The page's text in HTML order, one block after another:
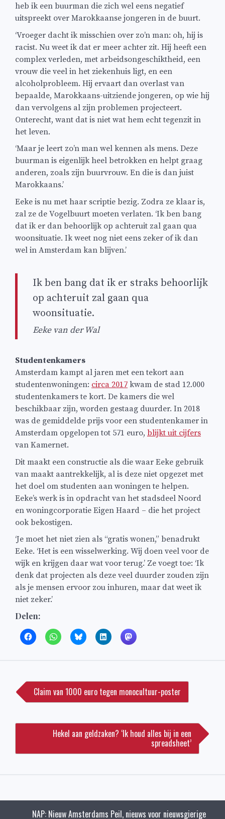
heb ik een buurman die zich wel eens negatief
uitspreekt over Marokkaanse jongeren in de buurt.
‘Vroeger dacht ik misschien over zo’n man: oh, hij is
racist. Nu weet ik dat er meer achter zit. Hij heeft een
complex verleden, met arbeidsongeschiktheid, een
vrouw die veel in het ziekenhuis ligt, en een
alcoholprobleem. Hij ervaart dan overlast van
bepaalde, Marokkaans-uitziende jongeren, op wie hij
dan vervolgens al zijn problemen projecteert.
Onterecht, want dat is niet wat hem echt tegenzit in
het leven.
‘Maar je leert zo’n man wel kennen als mens. Deze
buurman is eigenlijk heel betrokken en helpt graag
anderen, zoals zijn buurvrouw. En die is dan juist
Marokkaans.’
Eeke is nu met haar scriptie bezig. Zodra ze klaar is,
zal ze de Vogelbuurt moeten verlaten. ‘Ik ben bang
dat ik er dan behoorlijk op achteruit zal gaan qua
woonsituatie. Ik weet nog niet eens zeker of ik dan
wel in Amsterdam kan blijven.’
Ik ben bang dat ik er straks behoorlijk
op achteruit zal gaan qua
woonsituatie.
Eeke van der Wal
Studentenkamers
Amsterdam kampt al jaren met een tekort aan
studentenwoningen: circa 2017 kwam de stad 12.000
studentenkamers te kort. De kamers die wel
beschikbaar zijn, worden gestaag duurder. In 2018
was de gemiddelde prijs voor een studentenkamer in
Amsterdam opgelopen tot 571 euro, blijkt uit cijfers
van Kamernet.
Dit maakt een constructie als die waar Eeke gebruik
van maakt aantrekkelijk, al is deze niet opgezet met
het doel om studenten aan woningen te helpen.
Eeke’s werk is in opdracht van het stadsdeel Noord
en woningcorporatie Eigen Haard – die het project
ook bekostigen.
‘Je moet het niet zien als “gratis wonen,” benadrukt
Eeke. ‘Het is een wisselwerking. Wij doen veel voor de
wijk en krijgen daar wat voor terug.’ Ze voegt toe: ‘Ik
denk dat projecten als deze veel duurder zouden zijn
als je mensen ervoor zou inhuren, maar dat weet ik
niet zeker.’
Delen:
navigatie
Claim van 1000 euro tegen monocultuur-poster
Hekel aan geldzaken? ‘Ik houd alles bij in een
spreadsheet’
NAP: Nieuw Amsterdams Peil, nieuws voor nieuwsgierige